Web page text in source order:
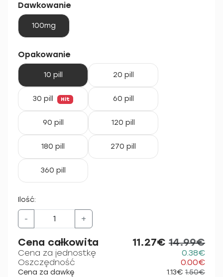
Dawkowanie
100mg
Opakowanie
10 pill 20 pill
30 pill Hit 60 pill
90 pill 120 pill
180 pill 270 pill
360 pill
Ilość:
- +
Cena całkowita 11.27€ 14.99€
Cena za jednostkę
0.38€
Oszczędność
0.00€
Cena za dawkę 1.13€ 1.50€